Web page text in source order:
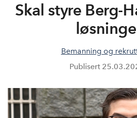
Skal styre Berg-
Bemanning og
Publisert